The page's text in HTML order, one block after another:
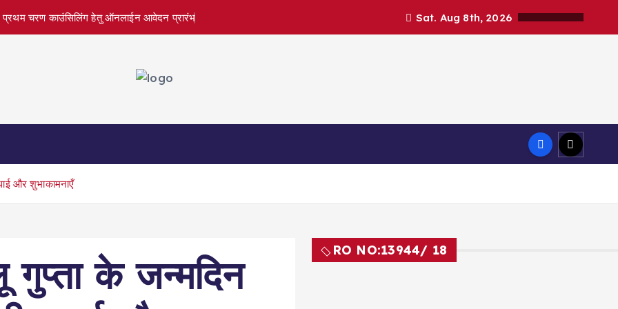
चरण काउंसिलिंग हेतु ऑनलाईन आवेदन प्रारंभ Sat. Aug 8th, 2026
और शुभाकामनाएँ
के जन्मदिन
RO NO:13944/ 18